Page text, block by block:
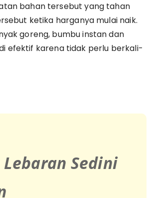
bahan tersebut yang tahan
ketika harganya mulai naik.
goreng, bumbu instan dan
efektif karena tidak perlu berkali-
Sedini